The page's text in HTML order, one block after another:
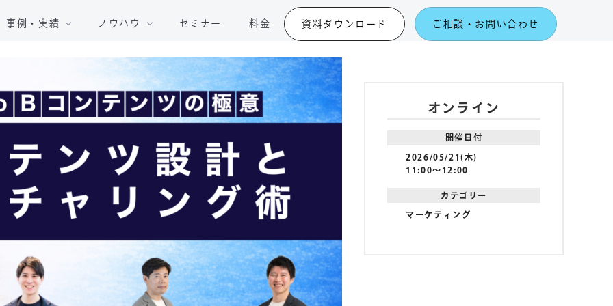
事例・実績 ノウハウ セミナー 料金 資料ダウンロード ご相談・お問い合わせ
オンライン
開催日付
2026/05/21(木)
11:00〜12:00
カテゴリー
マーケティング